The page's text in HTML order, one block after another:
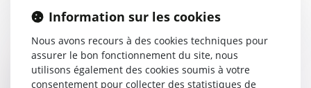
toutes les questions concernant la vie du barreau. Il met en
oeuvre par la suite les décisions votées par le conseil de l'Ordre.
L'administration de l'Ordre
Le Bâtonnier dirige l'ensemble des services de l'Ordre des
Information sur les cookies
Nous avons recours à des cookies techniques pour
assurer le bon fonctionnement du site, nous
utilisons également des cookies soumis à votre
consentement pour collecter des statistiques de